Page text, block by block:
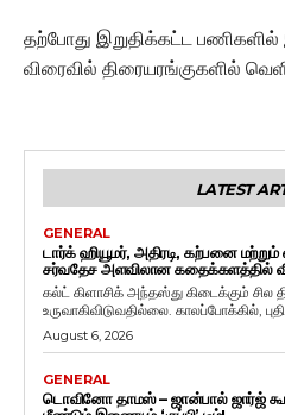
தற்போது இறுதிக்கட்ட பணிகளில்
விரைவில் திரையரங்குகளில்
LATEST
GENERAL
டார்க் ஹியூமர், அதிரடி, கற்பனை மற்றும்
சர்வதேச அளவிலான கதைக்களத்தில்
கல்ட் கிளாசிக் அந்தஸ்து கிடைக்கும் சில
உருவாகிவிடுவதில்லை. காலப்போக்கில்,
August 6, 2026
GENERAL
டொவினோ தாமஸ் – ஜான்பால் ஜார்ஜ்